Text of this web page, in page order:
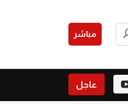
مباشر
عاجل